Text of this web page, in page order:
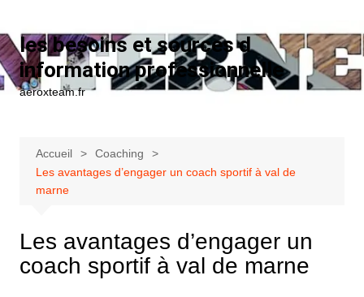
les besoins et sources d
information professionnelle
aeroxteam.fr
Accueil
Coaching
Les avantages d’engager un coach sportif à val de
marne
Les avantages d’engager un
coach sportif à val de marne